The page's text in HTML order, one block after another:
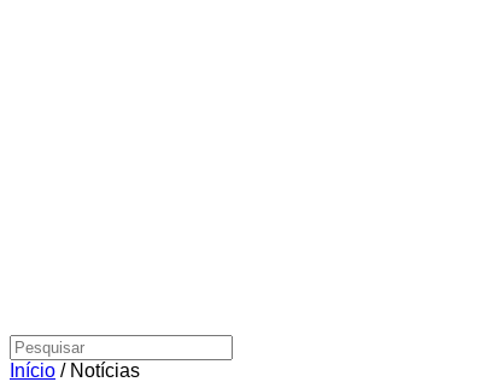
Início / Notícias